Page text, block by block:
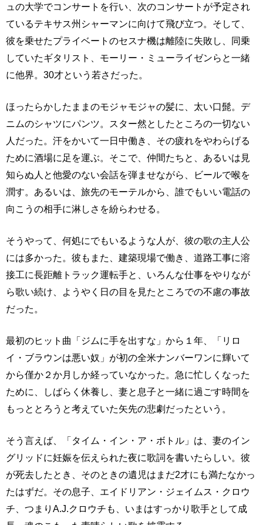
ュの大学でコンサートを行い、次のコンサートが予定され
ているテキサス州シャーマンに向けて飛び立つ。そして、
彼を乗せたプライベートのセスナ機は離陸に失敗し、同乗
していたギタリスト、モーリー・ミューライゼンらと一緒
に他界。30才という若さだった。
ほったらかしたままのモジャモジャの髪に、太い口髭。デ
ニムのシャツにパンツ。スター然としたところの一切ない
人だった。汗をかいて一日中働き、その疲れをやわらげる
ために酒場に足を運ぶ。そこで、仲間たちと、あるいは見
知らぬ人と他愛のない会話を弾ませながら、ビールで喉を
潤す。あるいは、旅先のモーテルから、誰でもいい電話の
向こうの相手に淋しさを紛らわせる。
そうやって、何処にでもいるような人が、彼の歌の主人公
には多かった。彼もまた、建築現場で働き、道路工事に溶
接工に長距離トラック運転手と、いろんな仕事をやりなが
ら歌い続け、ようやく日の目を見たところでの不慮の事故
だった。
最初のヒット曲「ジムに手を出すな」から１年、「リロ
イ・ブラウンは悪い奴」が初の全米ナンバーワンに輝いて
から僅か２か月しか経っていなかった。急に忙しくなった
ために、しばらく休養し、妻と息子と一緒に過ごす時間を
もっととろうと考えていた矢先の悲劇だったという。
そう言えば、「タイム・イン・ア・ボトル」は、妻のイン
グリッドに妊娠を伝えられた夜に歌詞を書いたらしい。彼
が死去したとき、そのときの遺児はまだ2才にも満たなかっ
たはずだ。その息子、エイドリアン・ジェイムス・クロウ
チ、つまりA.J.クロウチも、いまはすっかり歌手として成